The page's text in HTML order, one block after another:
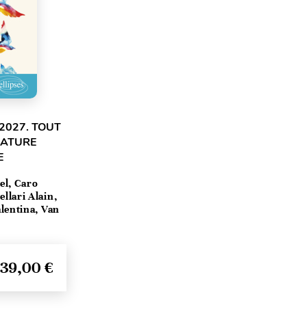
TOUT
Caro
Alain,
Van
39,00 €